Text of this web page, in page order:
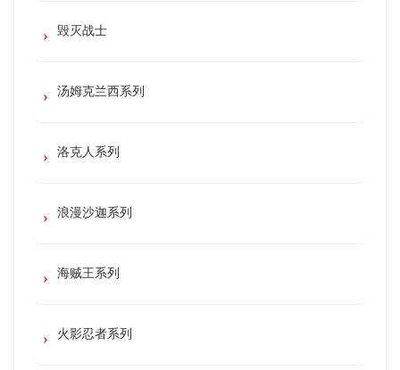
毁灭战士
汤姆克兰西系列
洛克人系列
浪漫沙迦系列
海贼王系列
火影忍者系列